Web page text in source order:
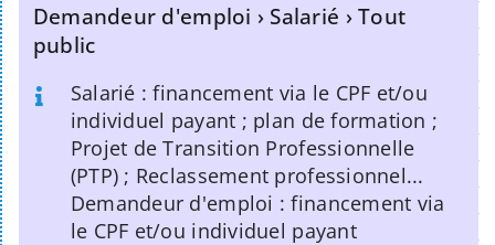
Demandeur d'emploi › Salarié › Tout
public
Salarié : financement via le CPF et/ou
individuel payant ; plan de formation ;
Projet de Transition Professionnelle
(PTP) ; Reclassement professionnel...
Demandeur d'emploi : financement via
le CPF et/ou individuel payant